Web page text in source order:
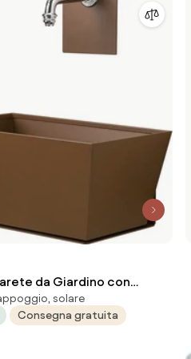
da Giardino con
Belfer 42/PRQ
solare
Consegna gratuita